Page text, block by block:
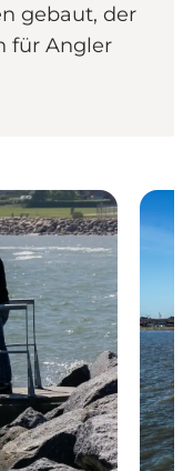
gebaut, der
für Angler